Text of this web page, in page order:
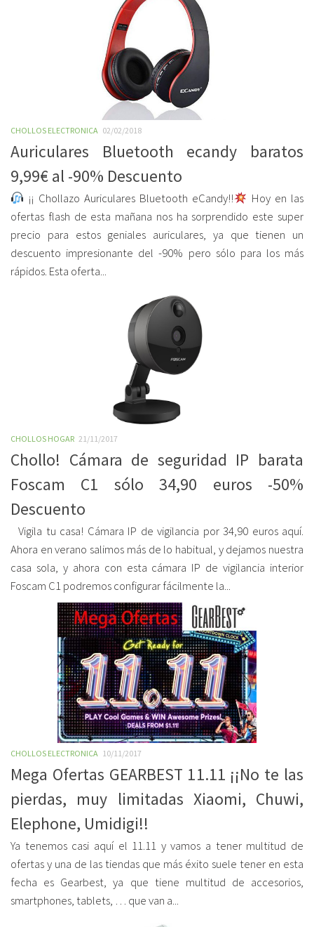
CHOLLOS ELECTRONICA 02/02/2018
Auriculares Bluetooth ecandy baratos
9,99€ al -90% Descuento
¡¡ Chollazo Auriculares Bluetooth eCandy!!
Hoy en las
ofertas flash de esta mañana nos ha sorprendido este super
precio para estos geniales auriculares, ya que tienen un
descuento impresionante del -90% pero sólo para los más
rápidos. Esta oferta...
CHOLLOS HOGAR 21/11/2017
Chollo! Cámara de seguridad IP barata
Foscam C1 sólo 34,90 euros -50%
Descuento
Vigila tu casa! Cámara IP de vigilancia por 34,90 euros aquí.
Ahora en verano salimos más de lo habitual, y dejamos nuestra
casa sola, y ahora con esta cámara IP de vigilancia interior
Foscam C1 podremos configurar fácilmente la...
CHOLLOS ELECTRONICA 10/11/2017
Mega Ofertas GEARBEST 11.11 ¡¡No te las
pierdas, muy limitadas Xiaomi, Chuwi,
Elephone, Umidigi!!
Ya tenemos casi aquí el 11.11 y vamos a tener multitud de
ofertas y una de las tiendas que más éxito suele tener en esta
fecha es Gearbest, ya que tiene multitud de accesorios,
smartphones, tablets, … que van a...